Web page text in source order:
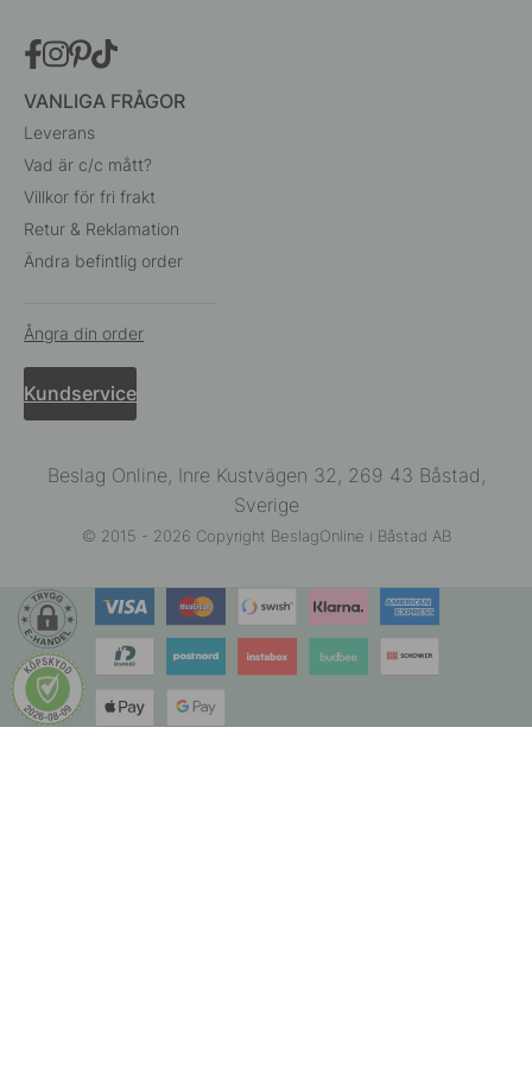
VANLIGA FRÅGOR
Leverans
Vad är c/c mått?
Villkor för fri frakt
Retur & Reklamation
Ändra befintlig order
Ångra din order
Kundservice
Beslag Online, Inre Kustvägen 32, 269 43 Båstad,
Sverige
© 2015 - 2026 Copyright BeslagOnline i Båstad AB